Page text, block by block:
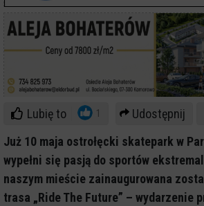
Lubię to 1
Udostępnij
Już 10 maja ostrołęcki skatepark w
wypełni się pasją do sportów
naszym mieście zainaugurowana
trasa „Ride The Future” – wydarzenie